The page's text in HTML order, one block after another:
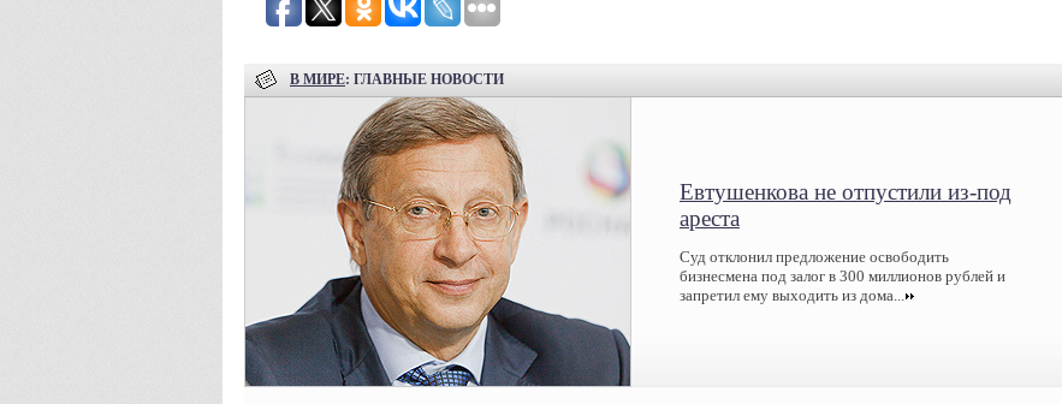
В МИРЕ: ГЛАВНЫЕ НОВОСТИ
Евтушенкова не отпустили из-под
ареста
Суд отклонил предложение освободить
бизнесмена под залог в 300 миллионов рублей и
запретил ему выходить из дома...